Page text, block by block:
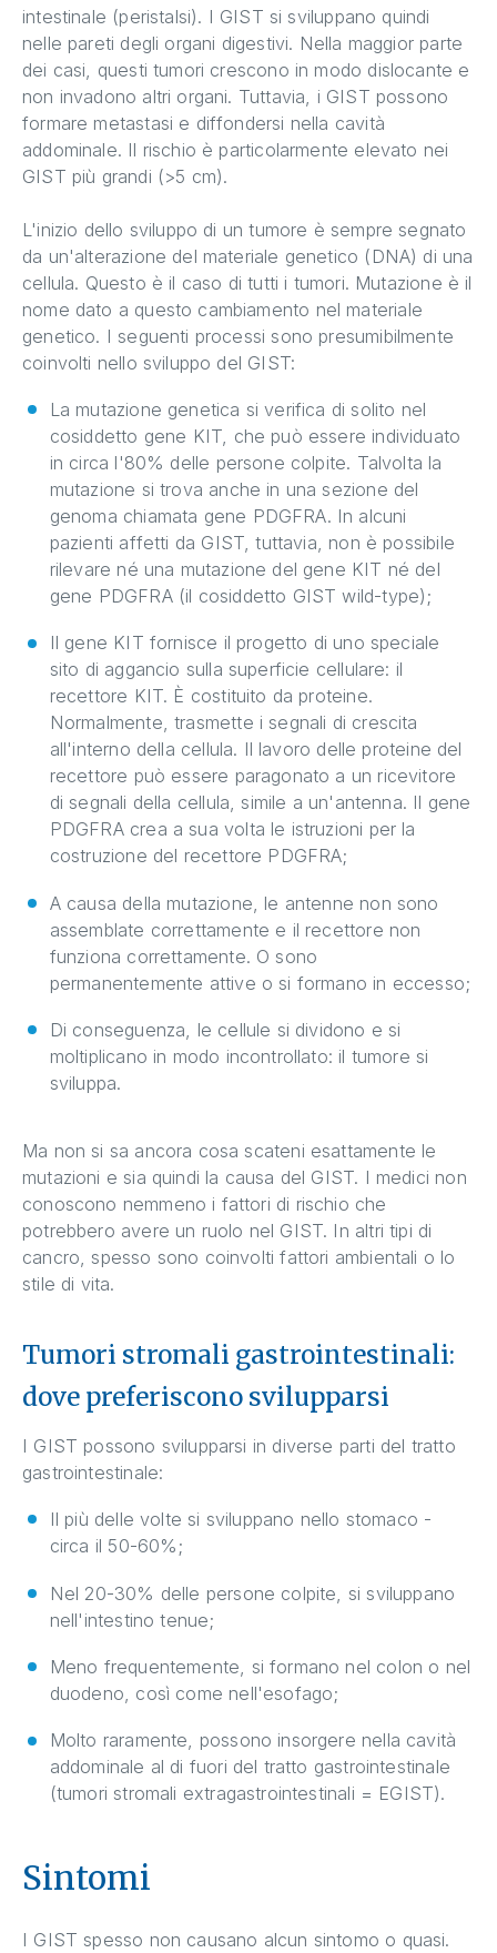
intestinale (peristalsi). I GIST si sviluppano quindi
nelle pareti degli organi digestivi. Nella maggior parte
dei casi, questi tumori crescono in modo dislocante e
non invadono altri organi. Tuttavia, i GIST possono
formare metastasi e diffondersi nella cavità
addominale. Il rischio è particolarmente elevato nei
GIST più grandi (>5 cm).
L'inizio dello sviluppo di un tumore è sempre segnato
da un'alterazione del materiale genetico (DNA) di una
cellula. Questo è il caso di tutti i tumori. Mutazione è il
nome dato a questo cambiamento nel materiale
genetico. I seguenti processi sono presumibilmente
coinvolti nello sviluppo del GIST:
La mutazione genetica si verifica di solito nel
cosiddetto gene KIT, che può essere individuato
in circa l'80% delle persone colpite. Talvolta la
mutazione si trova anche in una sezione del
genoma chiamata gene PDGFRA. In alcuni
pazienti affetti da GIST, tuttavia, non è possibile
rilevare né una mutazione del gene KIT né del
gene PDGFRA (il cosiddetto GIST wild-type);
Il gene KIT fornisce il progetto di uno speciale
sito di aggancio sulla superficie cellulare: il
recettore KIT. È costituito da proteine.
Normalmente, trasmette i segnali di crescita
all'interno della cellula. Il lavoro delle proteine del
recettore può essere paragonato a un ricevitore
di segnali della cellula, simile a un'antenna. Il gene
PDGFRA crea a sua volta le istruzioni per la
costruzione del recettore PDGFRA;
A causa della mutazione, le antenne non sono
assemblate correttamente e il recettore non
funziona correttamente. O sono
permanentemente attive o si formano in eccesso;
Di conseguenza, le cellule si dividono e si
moltiplicano in modo incontrollato: il tumore si
sviluppa.
Ma non si sa ancora cosa scateni esattamente le
mutazioni e sia quindi la causa del GIST. I medici non
conoscono nemmeno i fattori di rischio che
potrebbero avere un ruolo nel GIST. In altri tipi di
cancro, spesso sono coinvolti fattori ambientali o lo
stile di vita.
Tumori stromali gastrointestinali:
dove preferiscono svilupparsi
I GIST possono svilupparsi in diverse parti del tratto
gastrointestinale:
Il più delle volte si sviluppano nello stomaco -
circa il 50-60%;
Nel 20-30% delle persone colpite, si sviluppano
nell'intestino tenue;
Meno frequentemente, si formano nel colon o nel
duodeno, così come nell'esofago;
Molto raramente, possono insorgere nella cavità
addominale al di fuori del tratto gastrointestinale
(tumori stromali extragastrointestinali = EGIST).
Sintomi
I GIST spesso non causano alcun sintomo o quasi.